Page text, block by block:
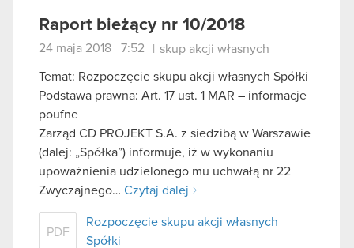
Raport bieżący nr 10/2018
24 maja 2018 7:52 | skup akcji własnych
Temat: Rozpoczęcie skupu akcji własnych Spółki
Podstawa prawna: Art. 17 ust. 1 MAR – informacje
poufne
Zarząd CD PROJEKT S.A. z siedzibą w Warszawie
(dalej: „Spółka”) informuje, iż w wykonaniu
upoważnienia udzielonego mu uchwałą nr 22
Zwyczajnego… Czytaj dalej
PDF
Rozpoczęcie skupu akcji własnych
Spółki